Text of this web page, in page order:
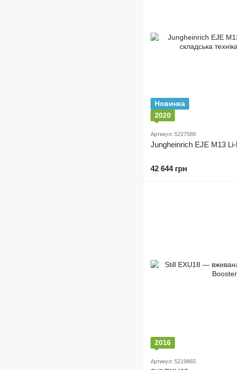
Новинка
2020
Артикул: 5227588
Jungheinrich EJE M13
42 644 грн
2016
Артикул: 5219865